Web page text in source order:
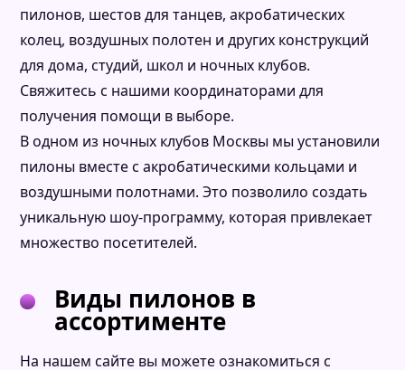
пилонов, шестов для танцев, акробатических
колец, воздушных полотен и других конструкций
для дома, студий, школ и ночных клубов.
Свяжитесь с нашими координаторами для
получения помощи в выборе.
В одном из ночных клубов Москвы мы установили
пилоны вместе с акробатическими кольцами и
воздушными полотнами. Это позволило создать
уникальную шоу-программу, которая привлекает
множество посетителей.
Виды пилонов в
ассортименте
На нашем сайте вы можете ознакомиться с
Нажимая на кнопку, ясоглашаюсьна
обработку своих персональных данных
Согласен(на) с политикой обработки
персональных данных
ЖДУ ЗВОНКА
Нажимая на кнопку, ясоглашаюсь
обработку своих персональных данных